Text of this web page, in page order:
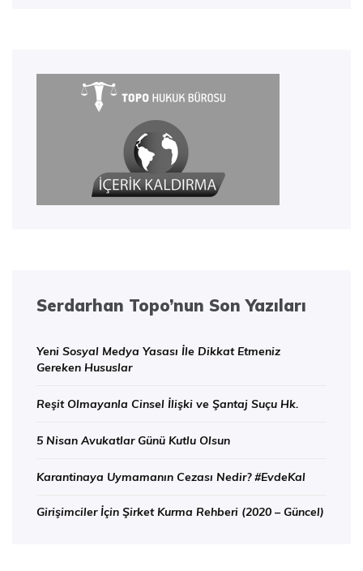
Serdarhan Topo’nun Son Yazıları
Yeni Sosyal Medya Yasası İle Dikkat Etmeniz
Gereken Hususlar
Reşit Olmayanla Cinsel İlişki ve Şantaj Suçu Hk.
5 Nisan Avukatlar Günü Kutlu Olsun
Karantinaya Uymamanın Cezası Nedir? #EvdeKal
Girişimciler İçin Şirket Kurma Rehberi (2020 – Güncel)